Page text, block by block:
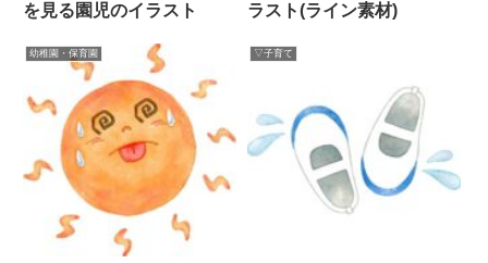
を見る園児のイラスト
ラスト(ライン素材)
幼稚園・保育園 ▽子育て